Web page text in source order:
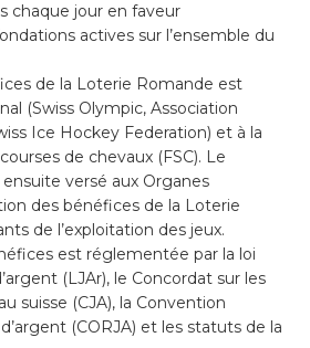
chaque jour en faveur
actives sur l’ensemble du
de la Loterie Romande est
(Swiss Olympic, Association
Ice Hockey Federation) et à la
de chevaux (FSC). Le
versé aux Organes
des bénéfices de la Loterie
de l’exploitation des jeux.
est réglementée par la loi
(LJAr), le Concordat sur les
suisse (CJA), la Convention
(CORJA) et les statuts de la